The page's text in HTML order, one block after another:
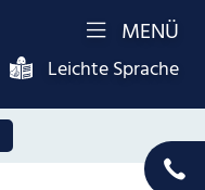
Leichte Sprache
MENÜ